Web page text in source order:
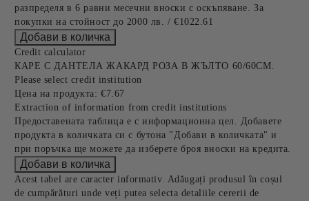
разпределя в 6 равни месечни вноски с оскъпяване. За
покупки на стойност до 2000 лв. / €1022.61
Credit calculator
КАРЕ С ДАНТЕЛА ЖАКАРД РОЗА В ЖЪЛТО 60/60СМ.
Please select credit institution
Цена на продукта: €7.67
Extraction of information from credit institutions
Предоставената таблица е с информационна цел. Добавете
продукта в количката си с бутона "Добави в количката" и
при поръчка ще можете да изберете броя вноски на кредита.
Acest tabel are caracter informativ. Adăugați produsul în coșul
de cumpărături unde veți putea selecta detaliile cererii de